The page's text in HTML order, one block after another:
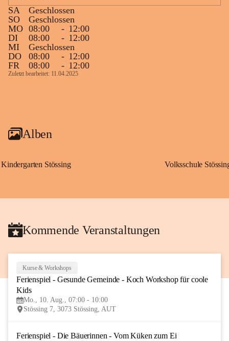
SA
Geschlossen
SO
Geschlossen
MO 08:00 - 12:00
DI
08:00 - 12:00
MI
Geschlossen
DO
08:00 - 12:00
FR
08:00 - 12:00
Zuletzt bearbeitet: 11.04.2025
Alben
Kindergarten Stössing Volksschule
Kommende Veranstaltungen
AUG
Kurse & Workshops
Ferienspiel - Gesunde Gemeinde - Koch Workshop für coole
Kids
Mo., 10. Aug., 07:00 - 10:00
Stössing 7, 3073 Stössing, AUT
Ferienspiel - Die Bäuerinnen - Vom Küken zum Ei